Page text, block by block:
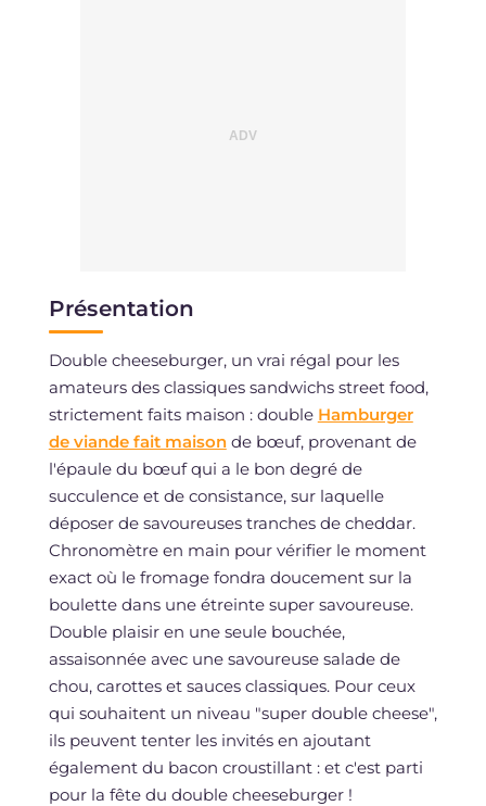
Présentation
Double cheeseburger, un vrai régal pour les
amateurs des classiques sandwichs street food,
strictement faits maison : double Hamburger
de viande fait maisonde bœuf, provenant de
l'épaule du bœuf qui a le bon degré de
succulence et de consistance, sur laquelle
déposer de savoureuses tranches de cheddar.
Chronomètre en main pour vérifier le moment
exact où le fromage fondra doucement sur la
boulette dans une étreinte super savoureuse.
Double plaisir en une seule bouchée,
assaisonnée avec une savoureuse salade de
chou, carottes et sauces classiques. Pour ceux
qui souhaitent un niveau "super double cheese",
ils peuvent tenter les invités en ajoutant
également du bacon croustillant : et c'est parti
pour la fête du double cheeseburger !